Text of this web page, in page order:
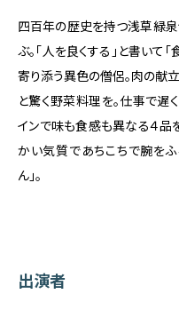
四百年の歴史を持つ浅草緑
ぶ。「人を良くする」と書いて
寄り添う異色の僧侶。肉の献
と驚く野菜料理を。仕事で遅
インで味も食感も異なる４品
かい気質であちこちで腕をふ
ん」。
出演者